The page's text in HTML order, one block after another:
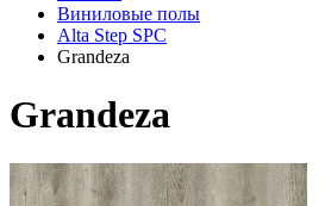
Виниловые полы
Alta Step SPC
Grandeza
Grandeza